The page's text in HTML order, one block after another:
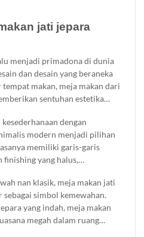
jati jepara
menjadi primadona di dunia
dan desain yang beraneka
tempat makan, meja makan dari
sentuhan estetika
dengan
modern menjadi pilihan
memiliki garis-garis
finishing yang halus,
atau skandinavia. Dengan
dan tahan lama, meja ini
tetapi juga fungsional dan
jangka panjang.
nan klasik, meja makan jati
simbol kemewahan.
yang indah, meja makan
megah dalam ruang